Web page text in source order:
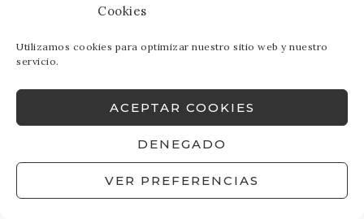
Cookies
Utilizamos cookies para optimizar nuestro sitio web y nuestro
servicio.
ACEPTAR COOKIES
DENEGADO
VER PREFERENCIAS